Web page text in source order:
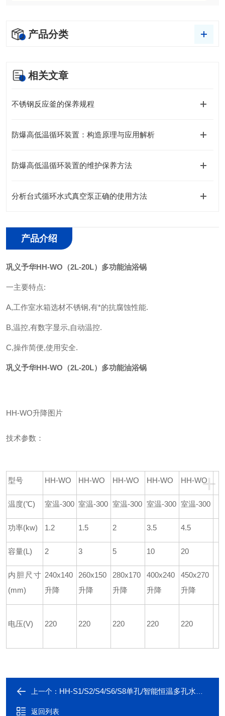
产品分类
相关文章
不锈钢反应釜的保养规程
防爆高低温循环装置：构造原理与应用解析
防爆高低温循环装置的维护保养方法
分析台式循环水式真空泵正确的使用方法
产品介绍
巩义予华HH-WO（2L-20L）多功能油浴锅
一主要特点:
A,工作室水箱选材不锈钢,有*的抗腐蚀性能.
B,温控,有数字显示,自动温控.
C,操作简便,使用安全.
巩义予华HH-WO（2L-20L）多功能油浴锅
HH-WO升降图片
技术参数：
+
型号 HH-WO HH-WO HH-WO HH-WO HH-WO
温度(℃) 室温-300 室温-300 室温-300 室温-300 室温-300
功率(kw) 1.2 1.5 2 3.5 4.5
容量(L) 2 3 5 10 20
内胆尺寸
(mm)
240x140
升降
260x150
升降
280x170
升降
400x240
升降
450x270
升降
电压(V) 220 220 220 220 220
上一个： HH-S1/S2/S4/S6/S8单孔/智能恒温多孔水浴锅
返回列表